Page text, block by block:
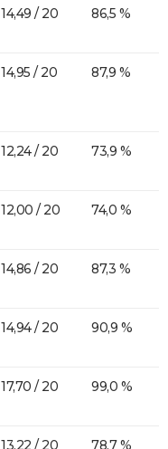
14,49 / 20 86,5 %
14,95 / 20 87,9 %
12,24 / 20 73,9 %
12,00 / 20 74,0 %
14,86 / 20 87,3 %
14,94 / 20 90,9 %
17,70 / 20 99,0 %
13,22 / 20 78,7 %